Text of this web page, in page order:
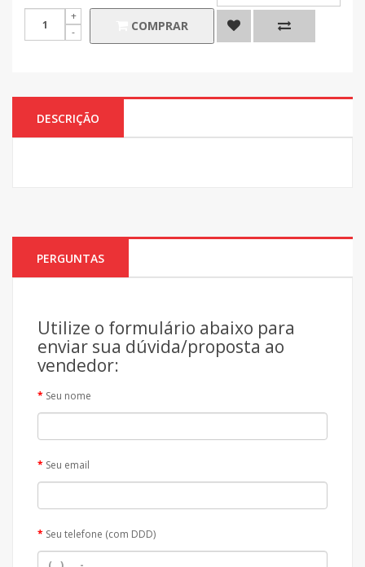
COMPRAR
DESCRIÇÃO
PERGUNTAS
Utilize o formulário abaixo para
enviar sua dúvida/proposta ao
vendedor:
Seu nome
Seu email
Seu telefone (com DDD)